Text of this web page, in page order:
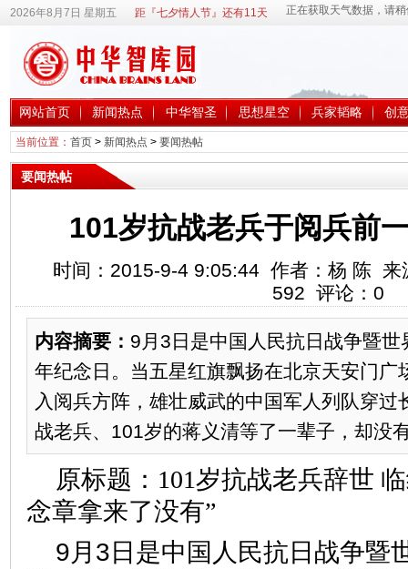
2026年8月7日 星期五 距『七夕情人节』还有11天
网站首页 新闻热点 中华智圣 思想星空 兵家韬略 创
当前位置： 首页> 新闻热点 > 要闻热帖
要闻热帖
101岁抗战老兵于阅兵前
时间：2015-9-4 9:05:44 作者：杨 陈
592 评论： 0
内容摘要： 9月3日是中国人民抗日战争暨
年纪念日。当五星红旗飘扬在北京天安门广
入阅兵方阵，雄壮威武的中国军人列队穿过
战老兵、101岁的蒋义清等了一辈子，却没
原标题： 101岁抗战老兵辞世
念章拿来了没有”
9月3日是中国人民抗日战争暨